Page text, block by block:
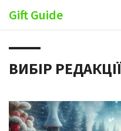
Gift Guide
ВИБІР РЕДАКЦІЇ